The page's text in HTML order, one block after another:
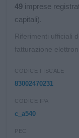
49 imprese
capitali).
Riferimenti ufficiali
fatturazione
CODICE FISCALE
83002470231
CODICE IPA
c_a540
PEC